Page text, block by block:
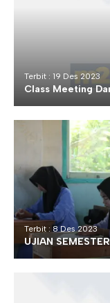
Terbit : 19 Des 2023
Class Meeting
Terbit : 8 Des 2023
UJIAN